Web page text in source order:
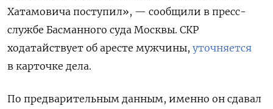
Хатамовича поступил», — сообщили в пресс-
службе Басманного суда Москвы. СКР
ходатайствует об аресте мужчины, уточняется
в карточке дела.
По предварительным данным, именно он сдавал